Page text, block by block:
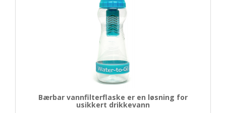
Bærbar vannfilterflaske er en løsning for
usikkert drikkevann